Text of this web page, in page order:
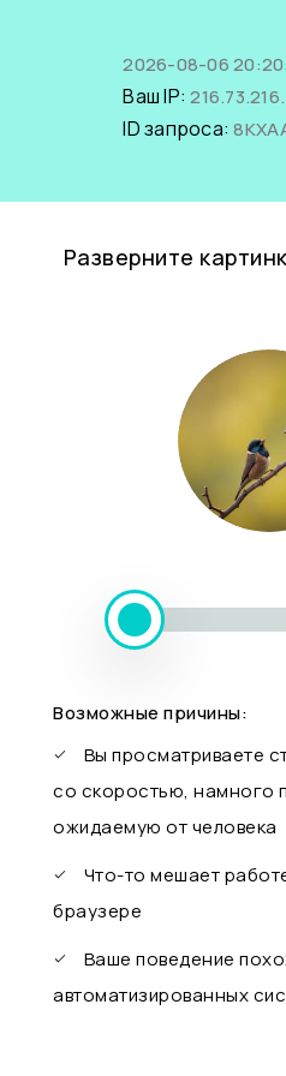
2026-08-06
Ваш IP:
ID запроса:
Разверните
Возможные причины:
Вы просматриваете
со скоростью, намного
ожидаемую от человека
Что-то мешает
браузере
Ваше поведение
автоматизированных